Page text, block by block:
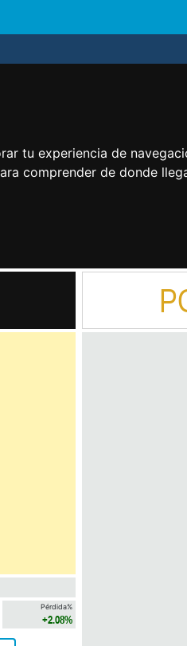
tu experiencia de
comprender de donde
Pérdida%
+2.08%